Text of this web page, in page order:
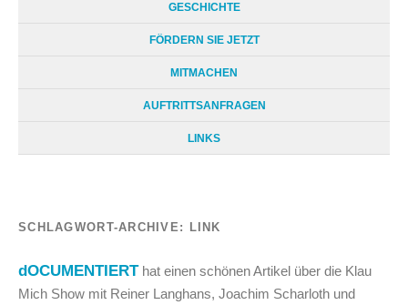
GESCHICHTE
FÖRDERN SIE JETZT
MITMACHEN
AUFTRITTSANFRAGEN
LINKS
SCHLAGWORT-ARCHIVE: LINK
dOCUMENTIERThat einen schönen Artikel über die Klau
Mich Show mit Reiner Langhans, Joachim Scharloth und